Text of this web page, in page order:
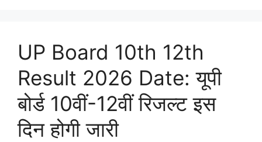
UP Board 10th 12th
Result 2026 Date: यूपी
बोर्ड 10वीं-12वीं रिजल्ट इस
दिन होगी जारी